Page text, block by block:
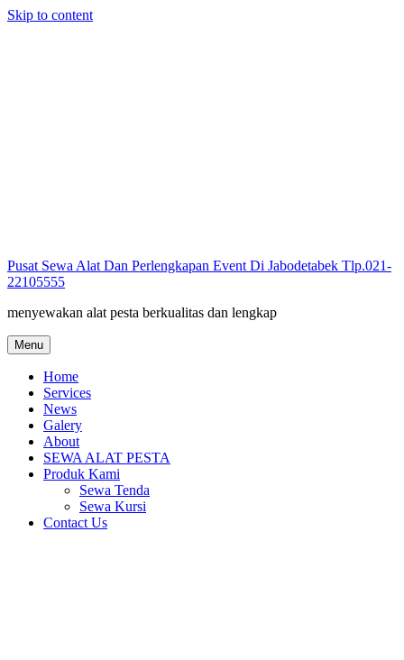
Skip to content
Pusat Sewa Alat Dan Perlengkapan Event Di Jabodetabek Tlp.021-
22105555
menyewakan alat pesta berkualitas dan lengkap
Menu
Home
Services
News
Galery
About
SEWA ALAT PESTA
Produk Kami
Sewa Tenda
Sewa Kursi
Contact Us